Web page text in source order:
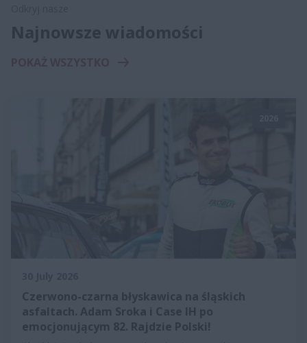
Najnowsze wiadomości
Czerwono-czarna błyskawica na śląskich
asfaltach. Adam Sroka i Case IH po
emocjonującym 82. Rajdzie Polski!